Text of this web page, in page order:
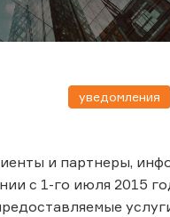
уведомления
и партнеры,
с 1-го июля 2015